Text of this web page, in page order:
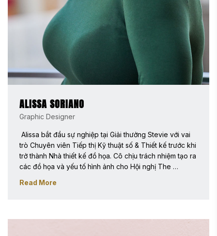
ALISSA SORIANO
Graphic Designer
Alissa bắt đầu sự nghiệp tại Giải thưởng Stevie với vai
trò Chuyên viên Tiếp thị Kỹ thuật số & Thiết kế trước khi
trở thành Nhà thiết kế đồ họa. Cô chịu trách nhiệm tạo ra
các đồ họa và yếu tố hình ảnh cho Hội nghị The
đồng thời quản lý các nỗ lực tiếp thị kỹ thuật số. Từ
rõ ràng. Trước đó, Alissa từng là Quản lý Thiết kế và
Read More